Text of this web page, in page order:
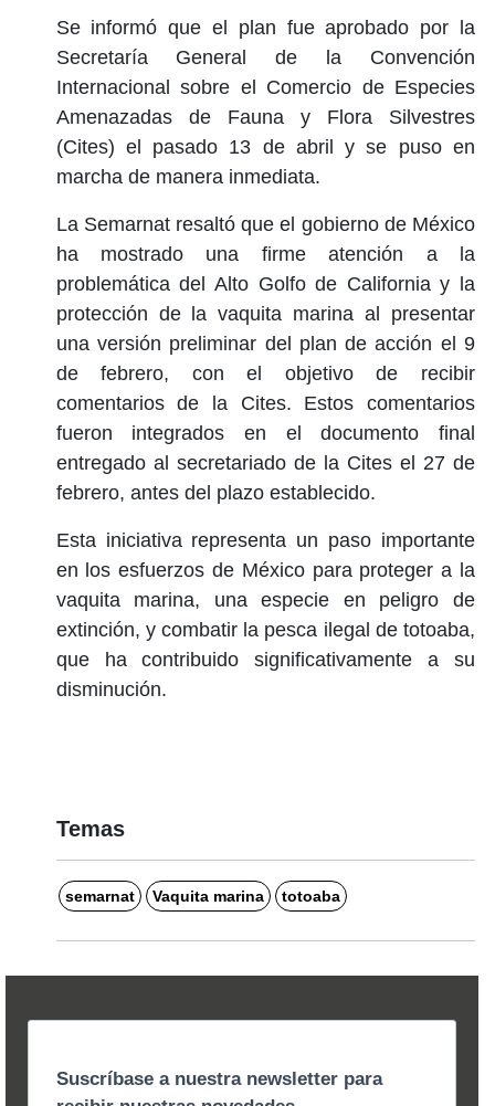
Se informó que el plan fue aprobado por la
Secretaría General de la Convención
Internacional sobre el Comercio de Especies
Amenazadas de Fauna y Flora Silvestres
(Cites) el pasado 13 de abril y se puso en
marcha de manera inmediata.
La Semarnat resaltó que el gobierno de México
ha mostrado una firme atención a la
problemática del Alto Golfo de California y la
protección de la vaquita marina al presentar
una versión preliminar del plan de acción el 9
de febrero, con el objetivo de recibir
comentarios de la Cites. Estos comentarios
fueron integrados en el documento final
entregado al secretariado de la Cites el 27 de
febrero, antes del plazo establecido.
Esta iniciativa representa un paso importante
en los esfuerzos de México para proteger a la
vaquita marina, una especie en peligro de
extinción, y combatir la pesca ilegal de totoaba,
que ha contribuido significativamente a su
disminución.
Temas
semarnat Vaquita marina totoaba